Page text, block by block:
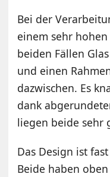
Bei der
einem sehr
beiden Fällen
und einen
dazwischen. Es
dank
liegen beide sehr
Das Design ist
Beide haben